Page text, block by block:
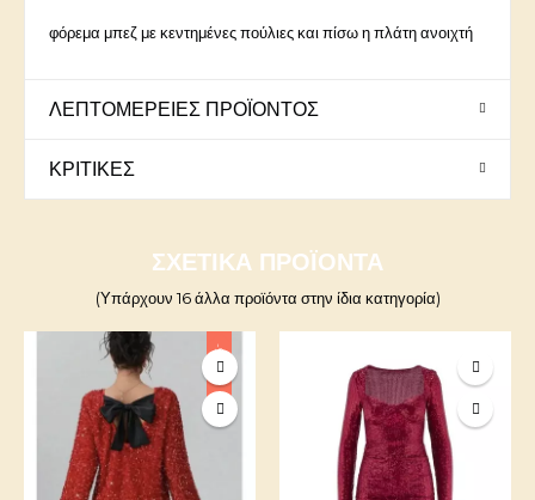
φόρεμα μπεζ με κεντημένες πούλιες και πίσω η πλάτη ανοιχτή
ΛΕΠΤΟΜΈΡΕΙΕΣ ΠΡΟΪΌΝΤΟΣ
ΚΡΙΤΙΚΈΣ
ΣΧΕΤΙΚΆ ΠΡΟΪΌΝΤΑ
(Υπάρχουν 16 άλλα προϊόντα στην ίδια κατηγορία)
-9,00 €